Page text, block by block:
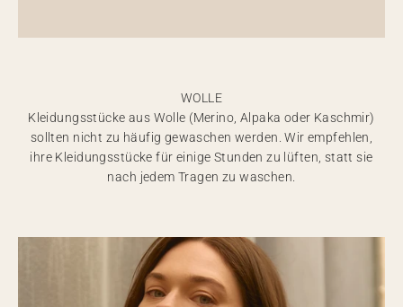
WOLLE
Kleidungsstücke aus Wolle (Merino, Alpaka oder Kaschmir)
sollten nicht zu häufig gewaschen werden. Wir empfehlen,
ihre Kleidungsstücke für einige Stunden zu lüften, statt sie
nach jedem Tragen zu waschen.